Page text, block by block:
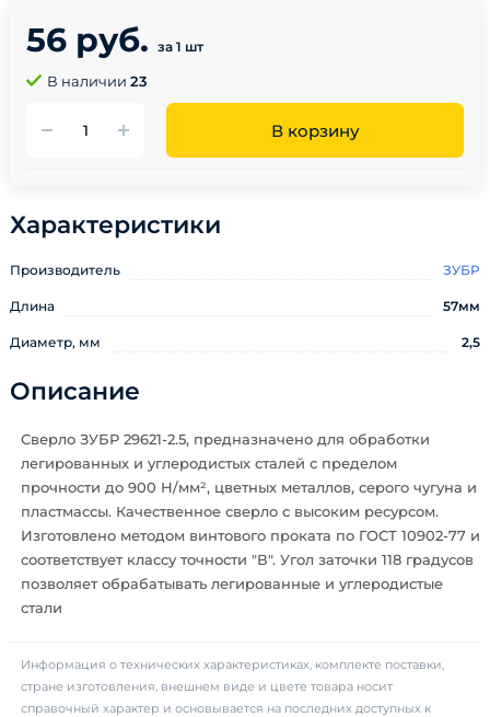
56 руб. за 1 шт
В наличии 23
В корзину
Характеристики
Производитель ЗУБР
Длина 57мм
Диаметр, мм 2,5
Описание
Сверло ЗУБР 29621-2.5, предназначено для обработки
легированных и углеродистых сталей с пределом
прочности до 900 Н/мм², цветных металлов, серого чугуна и
пластмассы. Качественное сверло с высоким ресурсом.
Изготовлено методом винтового проката по ГОСТ 10902-77 и
соответствует классу точности "В". Угол заточки 118 градусов
позволяет обрабатывать легированные и углеродистые
стали
Информация о технических характеристиках, комплекте поставки,
стране изготовления, внешнем виде и цвете товара носит
справочный характер и основывается на последних доступных к